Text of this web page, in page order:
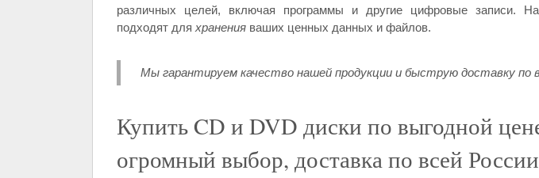
различных целей, включая программы и другие цифровые записи.
подходят для хранения ваших ценных данных и файлов.
Мы гарантируем качество нашей продукции и быструю доставку по
Купить CD и DVD диски по выгодной
огромный выбор, доставка по всей России